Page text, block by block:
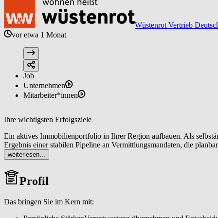
Wüstenrot Vertrieb
vor etwa 1 Monat
Job
Unternehmen
Mitarbeiter*innen
Ihre wichtigsten Erfolgsziele
Ein aktives Immobilienportfolio in Ihrer Region aufbauen. Als
Ergebnis einer stabilen Pipeline an Vermittlungsmandaten, die
Vermittlungsprozess führen. Von der normierten
Wiederempfehlungen und erfolgreiche Vermittlungen. Als lokaler
Marketingmaßnahmen, die Sie in Ihrer Region eindeutig
aufbauen und pflegen. Sie erschließen das W&W Netzwerk und
Makler-Tools und klaren Prozessen organisieren Sie Abläufe
Ressourcen professionell und treffen fundierte finanzielle
weiterlesen...
Profil
Das bringen Sie im Kern mit: